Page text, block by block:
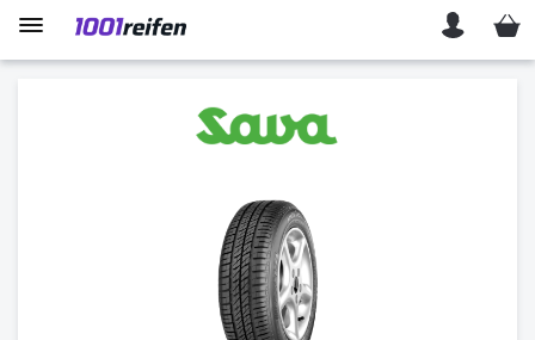
Mein